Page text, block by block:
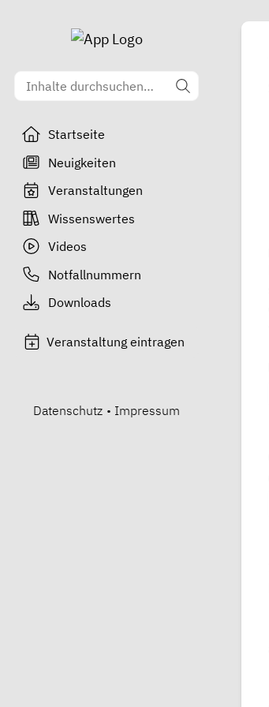
Startseite
Neuigkeiten
Veranstaltungen
Wissenswertes
Videos
Notfallnummern
Downloads
Veranstaltung eintragen
Datenschutz • Impressum